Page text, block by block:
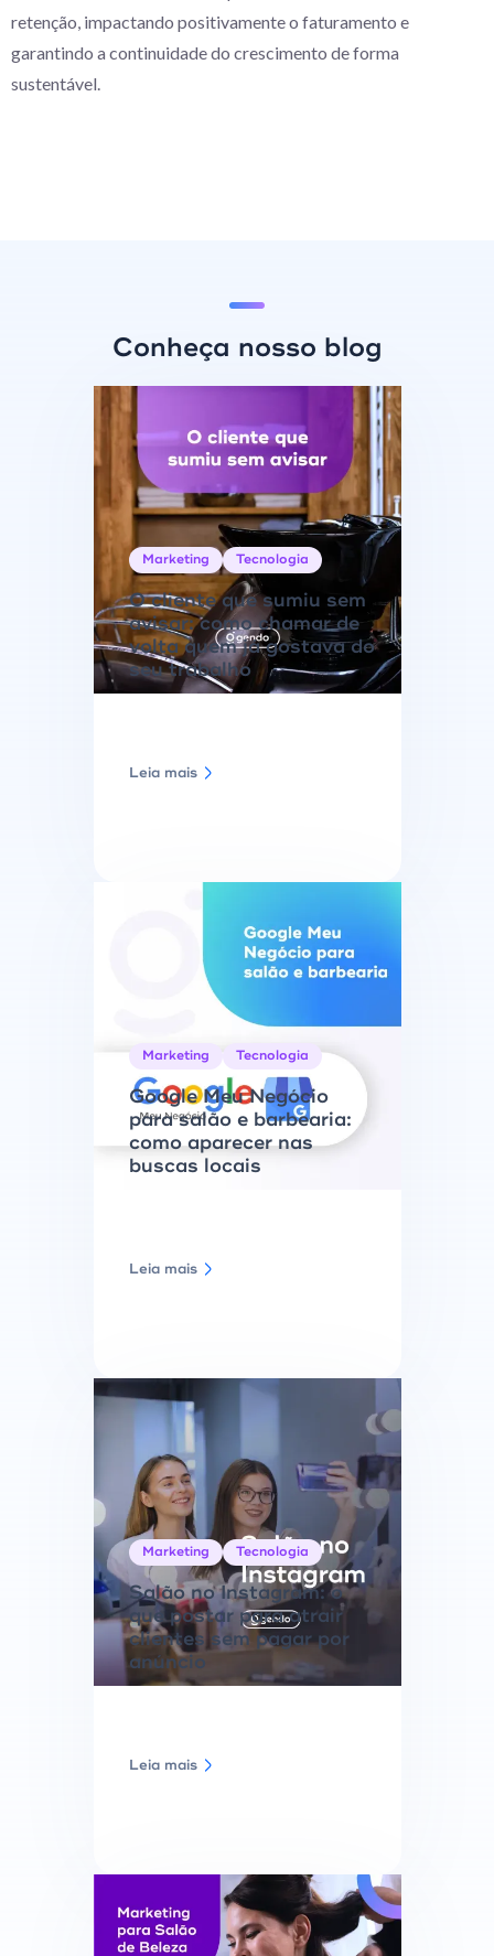
retenção, impactando positivamente o faturamento e
garantindo a continuidade do crescimento de forma
sustentável.
Conheça nosso blog
Marketing Tecnologia
O cliente que sumiu sem
avisar: como chamar de
volta quem já gostava do
seu trabalho
Leia mais
Marketing Tecnologia
Google Meu Negócio
para salão e barbearia:
como aparecer nas
buscas locais
Leia mais
Marketing Tecnologia
Salão no Instagram: o
que postar para atrair
clientes sem pagar por
anúncio
Leia mais